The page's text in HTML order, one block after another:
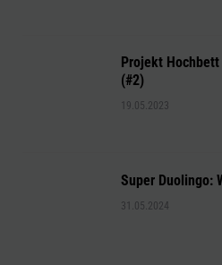
Projekt
(#2)
19.05.2023
Super Duolingo:
31.05.2024